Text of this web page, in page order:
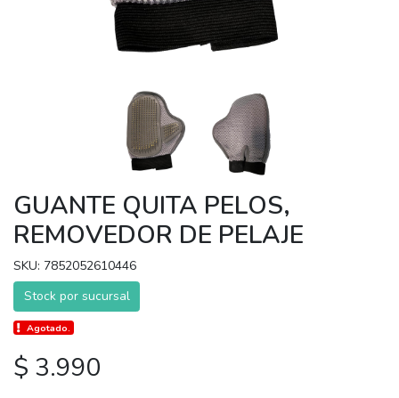
GUANTE QUITA PELOS,
REMOVEDOR DE PELAJE
SKU: 7852052610446
Stock por sucursal
Agotado.
$ 3.990